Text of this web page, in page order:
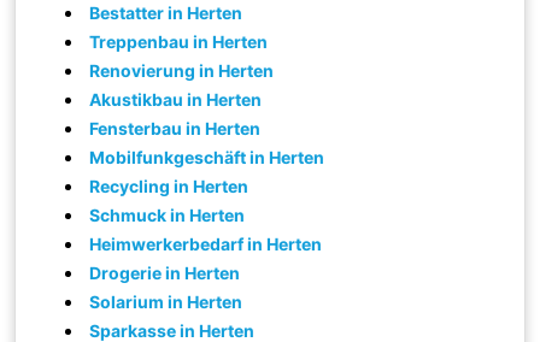
Bestatter in Herten
Treppenbau in Herten
Renovierung in Herten
Akustikbau in Herten
Fensterbau in Herten
Mobilfunkgeschäft in Herten
Recycling in Herten
Schmuck in Herten
Heimwerkerbedarf in Herten
Drogerie in Herten
Solarium in Herten
Sparkasse in Herten